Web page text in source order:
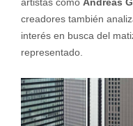
artistas como Andreas
creadores también
interés en busca del
representado.